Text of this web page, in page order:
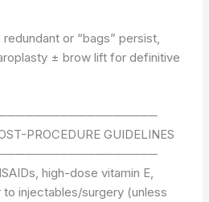
or “bags” persist,
± brow lift for definitive
PROCEDURE GUIDELINES
high-dose vitamin E,
injectables/surgery (unless